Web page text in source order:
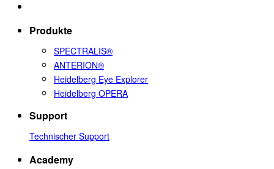
Produkte
SPECTRALIS®
ANTERION®
Heidelberg Eye Explorer
Heidelberg OPERA
Support
Technischer Support
Academy